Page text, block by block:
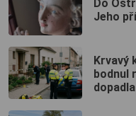
Do
Jeho
Krvavý
bodnul